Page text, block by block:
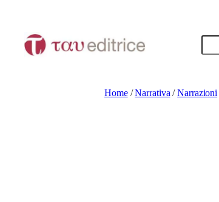
contenuto
Home/Narrativa /Narrazioni